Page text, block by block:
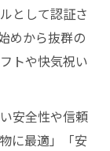
として認証さ
めから抜群の
トや快気祝い
安全性や信頼
に最適」「安